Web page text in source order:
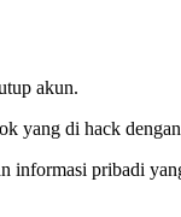
akun.
yang di hack
informasi pribadi